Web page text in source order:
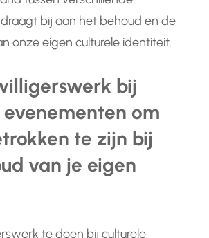
bij aan het behoud en de
onze eigen culturele identiteit.
bij
om
te zijn bij
van je eigen
te doen bij culturele